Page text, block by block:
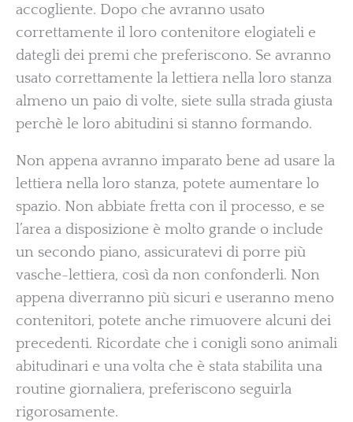
accogliente. Dopo che avranno usato
correttamente il loro contenitore elogiateli e
dategli dei premi che preferiscono. Se avranno
usato correttamente la lettiera nella loro stanza
almeno un paio di volte, siete sulla strada giusta
perchè le loro abitudini si stanno formando.
Non appena avranno imparato bene ad usare la
lettiera nella loro stanza, potete aumentare lo
spazio. Non abbiate fretta con il processo, e se
l’area a disposizione è molto grande o include
un secondo piano, assicuratevi di porre più
vasche-lettiera, così da non confonderli. Non
appena diverranno più sicuri e useranno meno
contenitori, potete anche rimuovere alcuni dei
precedenti. Ricordate che i conigli sono animali
abitudinari e una volta che è stata stabilita una
routine giornaliera, preferiscono seguirla
rigorosamente.